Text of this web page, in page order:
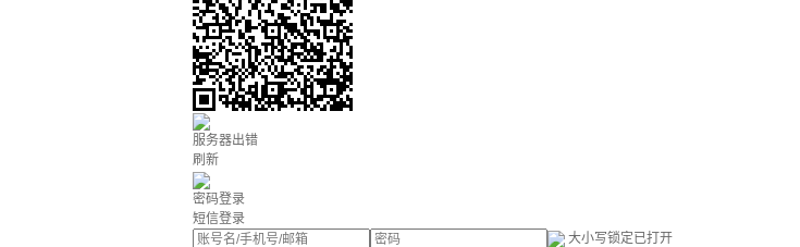
服务器出错
刷新
密码登录
短信登录
大小写锁定已打开